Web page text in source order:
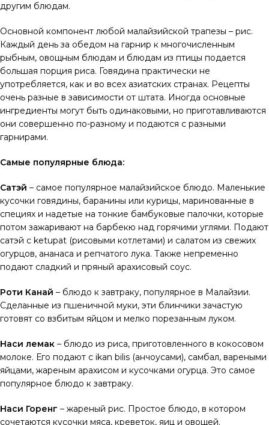
другим блюдам.
Основной компонент любой малайзийской трапезы – рис.
Каждый день за обедом на гарнир к многочисленным
рыбным, овощным блюдам и блюдам из птицы подается
большая порция риса. Говядина практически не
употребляется, как и во всех азиатских странах. Рецепты
очень разные в зависимости от штата. Иногда основные
ингредиенты могут быть одинаковыми, но приготавливаются
они совершенно по-разному и подаются с разными
гарнирами.
Самые популярные блюда:
Сатэй – самое популярное малайзийское блюдо. Маленькие
кусочки говядины, баранины или курицы, маринованные в
специях и надетые на тонкие бамбуковые палочки, которые
потом зажаривают на барбекю над горячими углями. Подают
сатэй с ketupat (рисовыми котлетами) и салатом из свежих
огурцов, ананаса и репчатого лука. Также непременно
подают сладкий и пряный арахисовый соус.
Роти Канай – блюдо к завтраку, популярное в Малайзии.
Сделанные из пшеничной муки, эти блинчики зачастую
готовят со взбитым яйцом и мелко порезанным луком.
Наси лемак – блюдо из риса, приготовленного в кокосовом
молоке. Его подают с ikan bilis (анчоусами), самбал, вареными
яйцами, жареным арахисом и кусочками огурца. Это самое
популярное блюдо к завтраку.
Наси Горенг – жареный рис. Простое блюдо, в котором
сочетаются кусочки мяса, креветок, яиц и овощей.